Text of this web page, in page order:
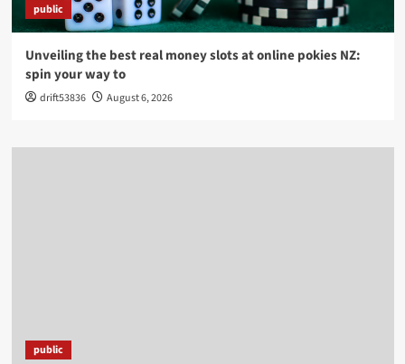
public
Unveiling the best real money slots at online pokies NZ:
spin your way to
drift53836 August 6, 2026
public